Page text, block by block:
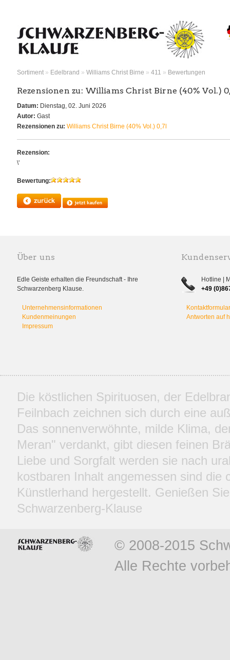
Sortiment » Edelbrand » Williams Christ Birne » 411 » Bewertungen
Rezensionen zu: Williams Christ Birne (40% Vol.)
Datum: Dienstag, 02. Juni 2026
Autor: Gast
Rezensionen zu: Williams Christ Birne (40% Vol.) 0,7l
Rezension:
\'
Bewertung:
Über uns
Edle Geiste erhalten die Freundschaft - Ihre
Schwarzenberg Klause.
Unternehmensinformationen
Kundenmeinungen
Impressum
Hotline |
+49
Kontaktformular
Antworten auf
Die köstlichen Spirituosen, der
Feilnbach zeichnen sich durch eine
Das sonnenverwöhnte, milde Klima,
Meran" verdankt, gibt diesen feinen
Liebe und Sorgfalt werden sie nach
kostbaren Inhalt angemessen sind
Künstlerhand hergestellt. Genießen
Schwarzenberg-Klause
© 2008-2015
Alle Rechte